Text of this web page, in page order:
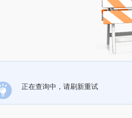
正在查询中，请刷新重试